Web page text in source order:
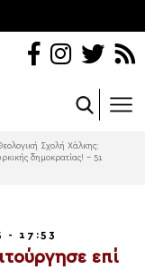
Σχολή Χάλκης:
δημοκρατίας! – 51
- 17:53
επί